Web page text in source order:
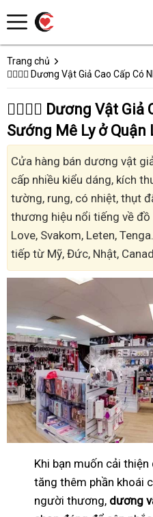
Trang chủ
👩‍❤️‍💋‍👨 Dương Vật Giả Cao Cấp Có
👩‍❤️‍💋‍👨 Dương Vật
Sướng Mê Ly ở
Cửa hàng bán dương vật
cấp nhiều kiểu dáng, kích
tường, rung, có nhiệt, thụt
thương hiệu nổi tiếng về
Love, Svakom, Leten,
tiếp từ Mỹ, Đức, Nhật,
Khi bạn muốn cải
tăng thêm phần khoái
người thương, dương